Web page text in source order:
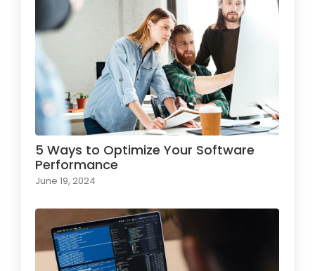
5 Ways to Optimize Your Software
Performance
June 19, 2024